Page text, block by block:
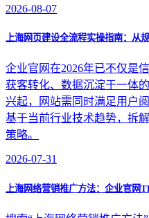
2026-08-07
上海网页建设全流程实操指南：从
企业官网在2026年已不仅是
获客转化、数据沉淀于一体
兴起，网站需同时满足用户
基于当前行业技术趋势，拆
策略。
2026-07-31
上海网络营销推广方法：企业官网